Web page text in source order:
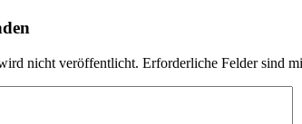
nicht veröffentlicht. Erforderliche Felder sind